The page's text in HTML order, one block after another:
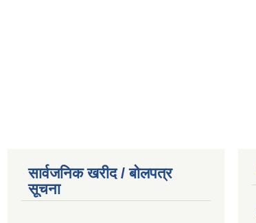
सार्वजनिक खरीद / बोलपत्र
सूचना